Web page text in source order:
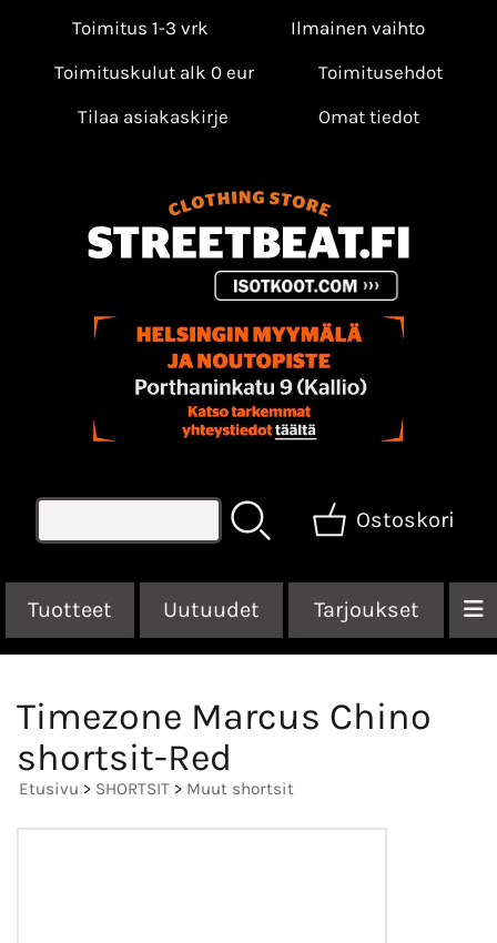
Toimitus 1-3 vrk
Ilmainen vaihto
Toimituskulut alk 0 eur
Toimitusehdot
Tilaa asiakaskirje
Omat tiedot
Ostoskori
Tuotteet Uutuudet Tarjoukset
Timezone Marcus Chino
shortsit-Red
Etusivu > SHORTSIT > Muut shortsit